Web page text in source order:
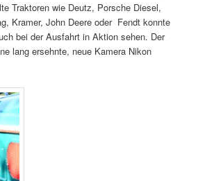
Traktoren wie Deutz, Porsche Diesel,
Kramer, John Deere oder Fendt konnte
bei der Ausfahrt in Aktion sehen. Der
lang ersehnte, neue Kamera Nikon